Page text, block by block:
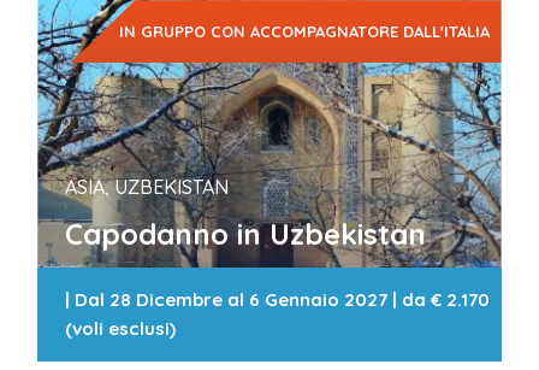
IN GRUPPO CON ACCOMPAGNATORE DALL'ITALIA
ASIA, UZBEKISTAN
Capodanno in Uzbekistan
| Dal 28 Dicembre al 6 Gennaio 2027 | da€ 2.170
(voli esclusi)